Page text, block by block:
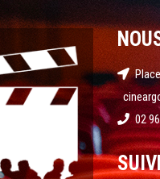
02